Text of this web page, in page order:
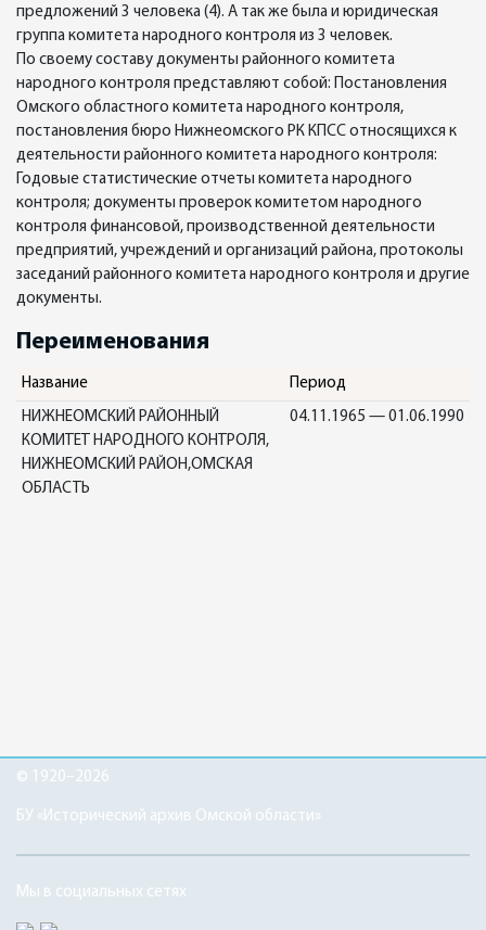
предложений 3 человека (4). А так же была и юридическая
группа комитета народного контроля из 3 человек.
По своему составу документы районного комитета
народного контроля представляют собой: Постановления
Омского областного комитета народного контроля,
постановления бюро Нижнеомского РК КПСС относящихся к
деятельности районного комитета народного контроля:
Годовые статистические отчеты комитета народного
контроля; документы проверок комитетом народного
контроля финансовой, производственной деятельности
предприятий, учреждений и организаций района, протоколы
заседаний районного комитета народного контроля и другие
документы.
Переименования
Название Период
НИЖНЕОМСКИЙ РАЙОННЫЙ
КОМИТЕТ НАРОДНОГО КОНТРОЛЯ,
НИЖНЕОМСКИЙ РАЙОН,ОМСКАЯ
ОБЛАСТЬ
04.11.1965 — 01.06.1990
© 1920–2026
БУ «Исторический архив Омской области»
Мы в социальных сетях